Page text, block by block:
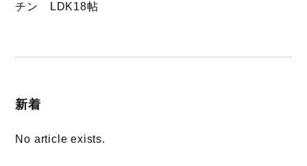
チン LDK18帖
新着
No article exists.